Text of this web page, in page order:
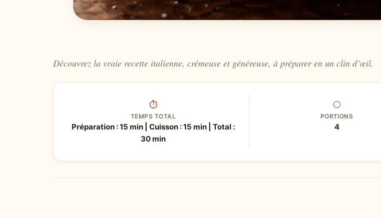
Découvrez la vraie recette italienne, crémeuse et généreuse, à préparer en un clin d’œil.
⏱
TEMPS TOTAL
Préparation : 15 min | Cuisson : 15 min | Total :
30 min
⚪
PORTIONS
4